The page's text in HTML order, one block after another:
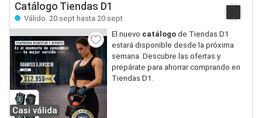
Catálogo Tiendas D1
Válido: 20 sept hasta 20 sept
Casi válida
El nuevo catálogode Tiendas D1
estará disponible desde la próxima
semana. Descubre las ofertas y
prepárate para ahorrar comprando en
Tiendas D1.